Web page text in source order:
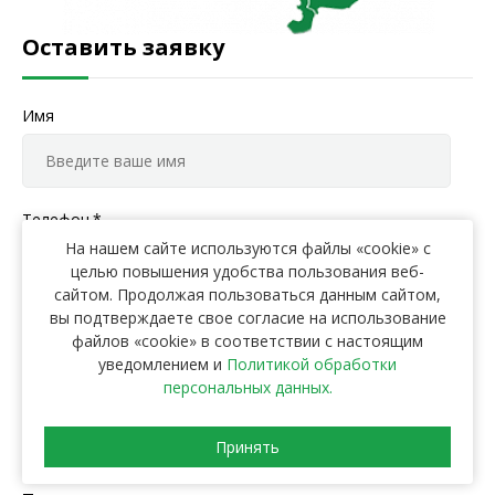
Оставить заявку
Имя
Телефон *
Заполняя данную форму, я даю согласие наобработку
персональных данных
Скидка 5%при заказе с сайта
На нашем сайте используются файлы «cookie» с
целью повышения удобства пользования веб-
сайтом. Продолжая пользоваться данным сайтом,
вы подтверждаете свое согласие на использование
файлов «cookie» в соответствии с настоящим
уведомлением и Политикой обработки
персональных данных.
Принять